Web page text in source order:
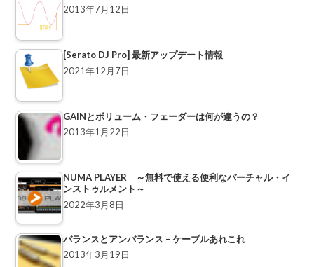
2013年7月12日
[Serato DJ Pro] 最新アップデート情報
2021年12月7日
GAINとボリューム・フェーダーは何が違うの？
2013年1月22日
NUMA PLAYER ～無料で使える便利なバーチャル・イ
ンストゥルメント～
2022年3月8日
バランスとアンバランス – ケーブルあれこれ
2013年3月19日